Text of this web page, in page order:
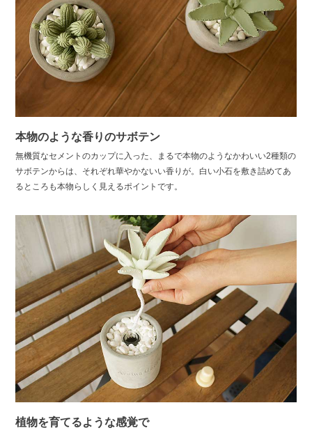
本物のような香りのサボテン
無機質なセメントのカップに入った、まるで本物のようなかわいい2種類の
サボテンからは、それぞれ華やかないい香りが。白い小石を敷き詰めてあ
るところも本物らしく見えるポイントです。
植物を育てるような感覚で